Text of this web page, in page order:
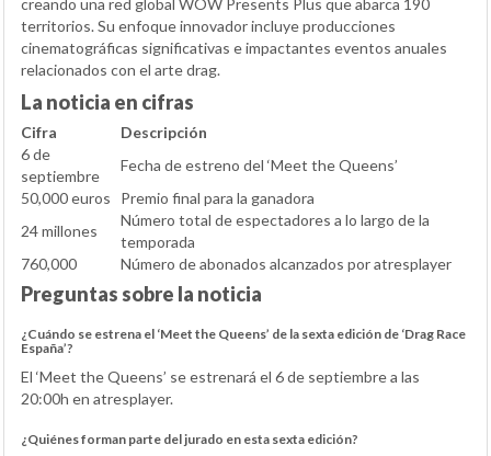
territorios. Su enfoque innovador incluye producciones
cinematográficas significativas e impactantes eventos anuales
relacionados con el arte drag.
La noticia en cifras
Cifra
Descripción
6 de
septiembre
Fecha de estreno del ‘Meet the Queens’
50,000 euros
Premio final para la ganadora
24 millones
Número total de espectadores a lo largo de la
temporada
760,000
Número de abonados alcanzados por atresplayer
Preguntas sobre la noticia
¿Cuándo se estrena el ‘Meet the Queens’ de la sexta edición de ‘Drag Race
España’?
El ‘Meet the Queens’ se estrenará el 6 de septiembre a las
20:00h en atresplayer.
¿Quiénes forman parte del jurado en esta sexta edición?